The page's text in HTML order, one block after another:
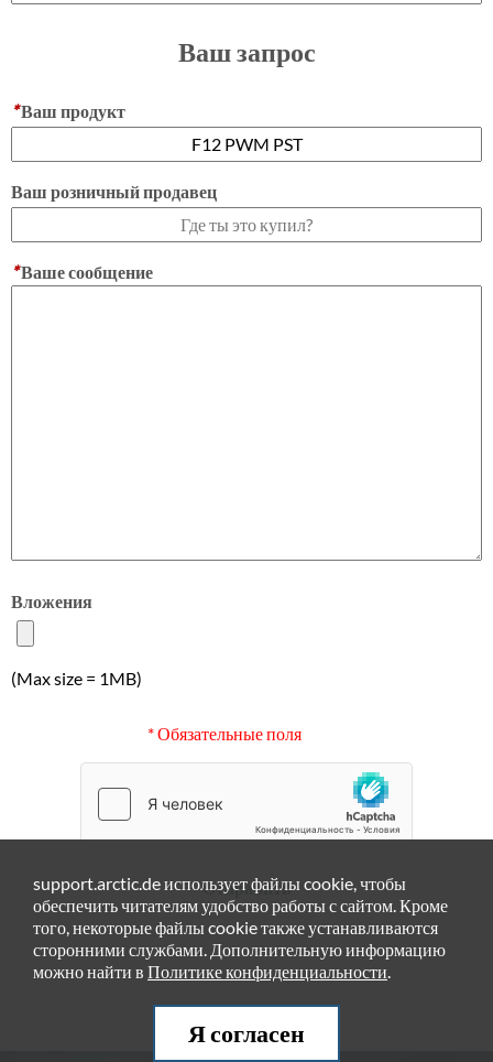
Ваш запрос
*Ваш продукт
Ваш розничный продавец
*Ваше сообщение
Вложения
(Max size = 1MB)
* Обязательные поля
Отправить
support.arctic.de использует файлы cookie, чтобы
обеспечить читателям удобство работы с сайтом. Кроме
того, некоторые файлы cookie также устанавливаются
сторонними службами. Дополнительную информацию
можно найти в Политике конфиденциальности.
Я согласен